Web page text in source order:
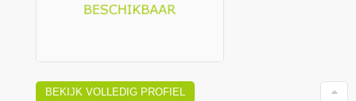
BEKIJK VOLLEDIG PROFIEL